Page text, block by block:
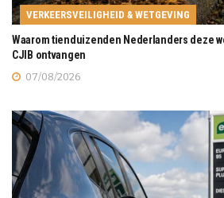
VERKEERSVEILIGHEID & WETGEVING
Waarom tienduizenden Nederlanders deze
CJIB ontvangen
07/08/2026